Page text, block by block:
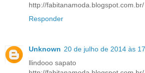
http://fabitanamoda.blogspot.com.br/
Responder
Unknown 20 de julho de 2014 às
llindooo sapato